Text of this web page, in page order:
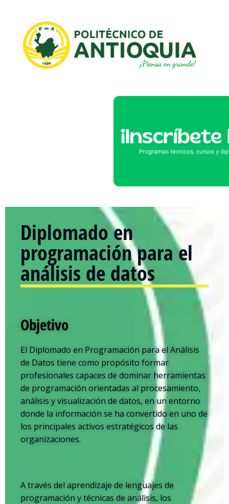
Diplomado en
programación para el
análisis de datos
Objetivo
El Diplomado en Programación para el Análisis
de Datos tiene como propósito formar
profesionales capaces de dominar herramientas
de programación orientadas al procesamiento,
análisis y visualización de datos, en un entorno
donde la información se ha convertido en uno de
los principales activos estratégicos de las
organizaciones.
A través del aprendizaje de lenguajes de
programación y técnicas de análisis, los